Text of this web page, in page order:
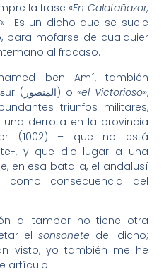
la frase «En Calatañazor,
!. Es un dicho que se suele
para mofarse de cualquier
al fracaso.
ben Amí, también
llamado Almanzor, Al-Manṣūr (المنصور) o«el Victorioso»,
triunfos militares,
derrota en la provincia
(1002) – que no está
, y que dio lugar a una
en esa batalla, el andalusí
consecuencia del
al tambor no tiene otra
elsonsonete del dicho;
visto, yo también me he
artículo.